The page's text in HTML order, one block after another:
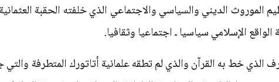
الديني والسياسي والاجتماعي الذي خلفته الحقبة العثمانية
الإسلامي سياسيا ـ اجتماعيا وثقافيا.
الذي خط به القرآن والذي لم تطقه علمانية أتاتورك المتطرفة